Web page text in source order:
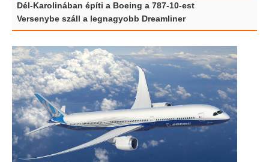
Dél-Karolinában építi a Boeing a 787-10-est
Versenybe száll a legnagyobb Dreamliner